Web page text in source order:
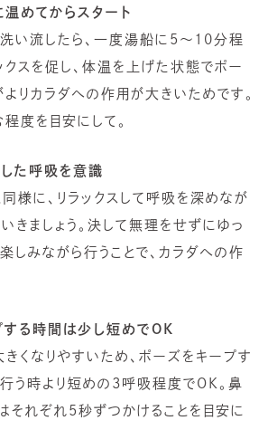
温めてからスタート
い流したら、一度湯船に5～10分程
クスを促し、体温を上げた状態でポー
りカラダへの作用が大きいためです。
度を目安にして。
した呼吸を意識
様に、リラックスして呼吸を深めなが
きましょう。決して無理をせずにゆっ
しみながら行うことで、カラダへの作
する時間は少し短めでOK
くなりやすいため、ポーズをキープす
う時より短めの3呼吸程度でOK。鼻
それぞれ5秒ずつかけることを目安に